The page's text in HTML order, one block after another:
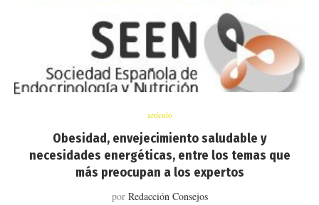
artículo
Obesidad, envejecimiento saludable y
necesidades energéticas, entre los temas que
más preocupan a los expertos
por Redacción Consejos